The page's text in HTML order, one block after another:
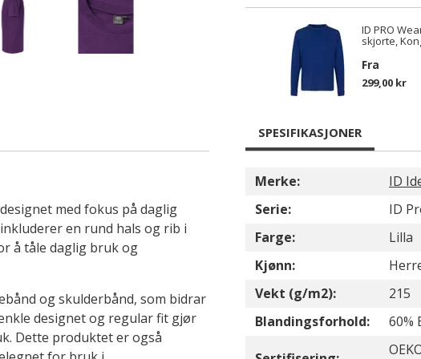
ID PRO
skjorte,
Fra
299,00 kr
med fokus på daglig
en rund hals og rib i
å tåle daglig bruk og
og skulderbånd, som bidrar
designet og regular fit gjør
Dette produktet er også
SPESIFIKASJONER
Merke:
ID
Serie:
ID
Farge:
Lilla
Kjønn:
Vekt (g/m2):
215
Blandingsforhold:
60%